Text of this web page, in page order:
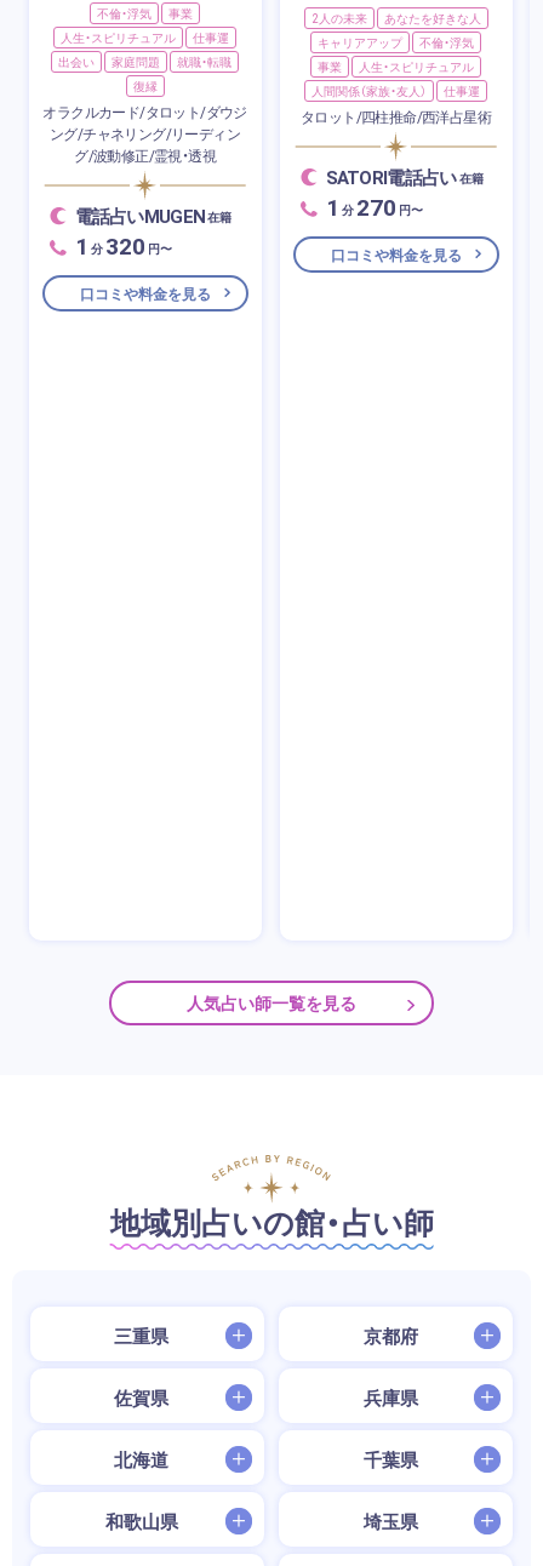
不倫・浮気
事業
人生・スピリチュアル
仕事運
出会い
家庭問題
就職・転職
復縁
オラクルカード/タロット/ダウジ
ング/チャネリング/リーディン
グ/波動修正/霊視・透視
電話占いMUGEN在籍
1 分 320 円〜
口コミや料金を見る
2人の未来
あなたを好きな人
キャリアアップ
不倫・浮気
事業
人生・スピリチュアル
人間関係（家族・友人）
仕事運
タロット/四柱推命/西洋占星術
SATORI電話占い在籍
1 分 270 円〜
口コミや料金を見る
人気占い師一覧を見る
地域別占いの館・占い師
三重県 京都府
佐賀県 兵庫県
北海道 千葉県
和歌山県 埼玉県